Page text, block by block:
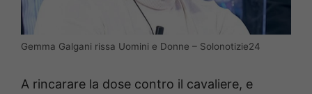
Gemma Galgani rissa Uomini e Donne – Solonotizie24
A rincarare la dose contro il cavaliere, e